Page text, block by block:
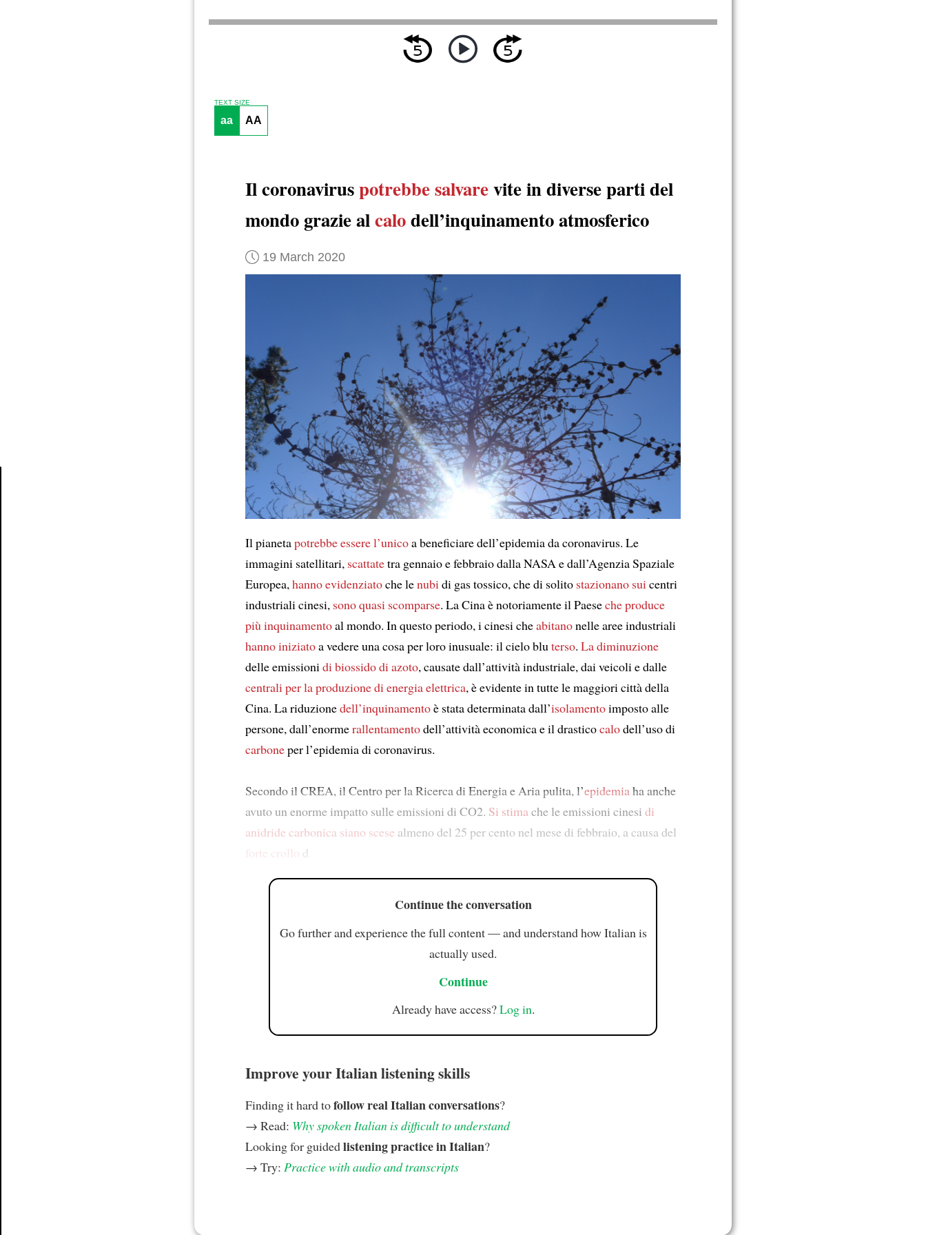
TEXT SIZE
aa AA
Il coronaviruspotrebbe salvarevite in diverse parti del
mondo grazie alcalodell’inquinamento atmosferico
19 March 2020
Il pianetapotrebbe essere l’unicoa beneficiare dell’epidemia da coronavirus. Le
immagini satellitari, scattatetra gennaio e febbraio dalla NASA e dall’Agenzia Spaziale
Europea,hanno evidenziatoche lenubidi gas tossico, che di solito stazionano suicentri
industriali cinesi, sono quasi scomparse. La Cina è notoriamente il Paeseche produce
più inquinamentoal mondo. In questo periodo, i cinesi cheabitanonelle aree industriali
hanno iniziatoa vedere una cosa per loro inusuale: il cielo bluterso. La diminuzione
delle emissionidi biossido di azoto, causate dall’attività industriale, dai veicoli e dalle
centrali per la produzione di energia elettrica, è evidente in tutte le maggiori città della
Cina. La riduzionedell’inquinamentoè stata determinata dall’isolamentoimposto alle
persone, dall’enormerallentamentodell’attività economica e il drasticocalodell’uso di
carboneper l’epidemia di coronavirus.
Secondo il CREA, il Centro per la Ricerca di Energia e Aria pulita, l’epidemiaha anche
avuto un enorme impatto sulle emissioni di CO2. Si stimache le emissioni cinesi di
anidride carbonica siano scese almeno del 25 per cento nel mese di febbraio, a causa del
forte crollo d
Continue the conversation
Go further and experience the full content — and understand how Italian is
actually used.
Continue
Already have access?Log in.
Improve your Italian listening skills
Finding it hard tofollow real Italian conversations?
→ Read: Why spoken Italian is difficult to understand
Looking for guidedlistening practice in Italian?
→ Try: Practice with audio and transcripts